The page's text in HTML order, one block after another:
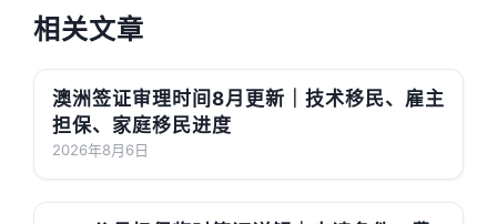
相关文章
澳洲签证审理时间8月更新｜技术移民、雇主
担保、家庭移民进度
2026年8月6日